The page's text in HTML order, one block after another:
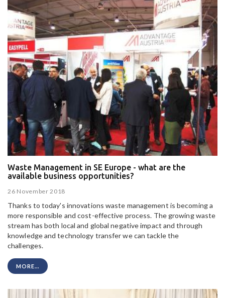
Waste Management in SE Europe - what are the
available business opportunities?
26 November 2018
Thanks to today's innovations waste management is becoming a
more responsible and cost-effective process. The growing waste
stream has both local and global negative impact and through
knowledge and technology transfer we can tackle the
challenges.
MORE...